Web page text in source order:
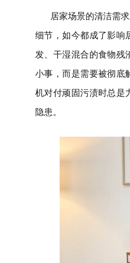
居家场景的清洁需求
细节，如今都成了影响
发、干湿混合的食物残
小事，而是需要被彻底
机对付顽固污渍时总是
隐患。